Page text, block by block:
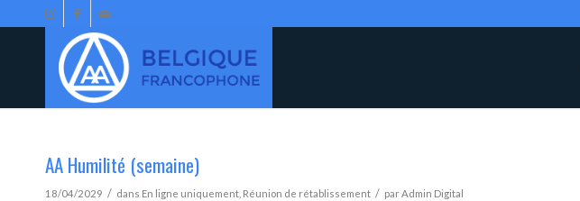
AA Humilité (semaine)
18/04/2029 / dans En ligne uniquement Réunion de rétablissement / parAdmin Digital